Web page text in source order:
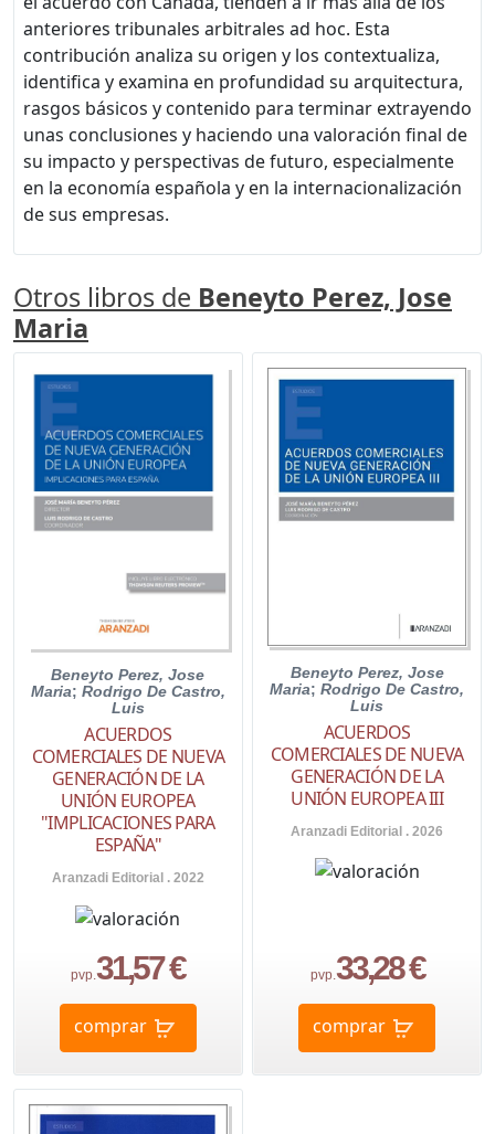
anteriores tribunales arbitrales ad hoc. Esta
contribución analiza su origen y los contextualiza,
identifica y examina en profundidad su arquitectura,
rasgos básicos y contenido para terminar extrayendo
unas conclusiones y haciendo una valoración final de
su impacto y perspectivas de futuro, especialmente
en la economía española y en la internacionalización
de sus empresas.
Otros libros de Beneyto Perez, Jose
Maria
Beneyto Perez, Jose
Maria; Rodrigo De Castro,
Luis
ACUERDOS
COMERCIALES DE NUEVA
GENERACIÓN DE LA
UNIÓN EUROPEA
"IMPLICACIONES PARA
ESPAÑA"
Aranzadi Editorial . 2022
pvp.31,57 €
comprar
Beneyto Perez, Jose
Maria;Rodrigo De Castro,
Luis
ACUERDOS
COMERCIALES DE NUEVA
GENERACIÓN DE LA
UNIÓN EUROPEA III
Aranzadi Editorial . 2026
pvp.33,28 €
comprar